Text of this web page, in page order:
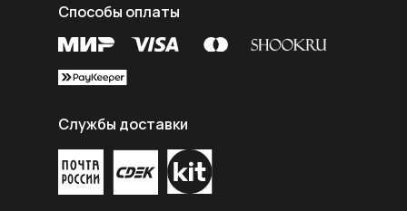
Службы доставки
Способы оплаты